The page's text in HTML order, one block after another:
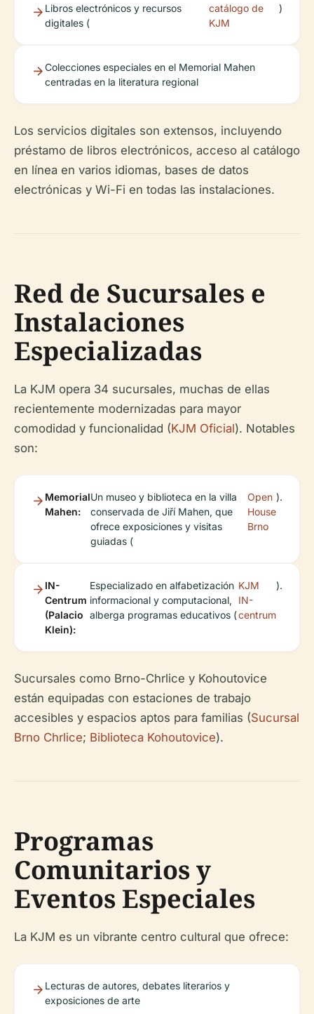
Libros electrónicos y recursos
digitales (
catálogo de
KJM
)
Colecciones especiales en el Memorial Mahen
centradas en la literatura regional
Los servicios digitales son extensos, incluyendo
préstamo de libros electrónicos, acceso al catálogo
en línea en varios idiomas, bases de datos
electrónicas y Wi-Fi en todas las instalaciones.
Red de Sucursales e
Instalaciones
Especializadas
La KJM opera 34 sucursales, muchas de ellas
recientemente modernizadas para mayor
comodidad y funcionalidad (KJM Oficial). Notables
son:
Memorial
Mahen:
Un museo y biblioteca en la villa
conservada de Jiří Mahen, que
ofrece exposiciones y visitas
guiadas (
Open
House
Brno
).
IN-
Centrum
(Palacio
Klein):
Especializado en alfabetización
informacional y computacional,
alberga programas educativos (
KJM
IN-
centrum
).
Sucursales como Brno-Chrlice y Kohoutovice
están equipadas con estaciones de trabajo
accesibles y espacios aptos para familias (Sucursal
Brno Chrlice; Biblioteca Kohoutovice).
Programas
Comunitarios y
Eventos Especiales
La KJM es un vibrante centro cultural que ofrece:
Lecturas de autores, debates literarios y
exposiciones de arte